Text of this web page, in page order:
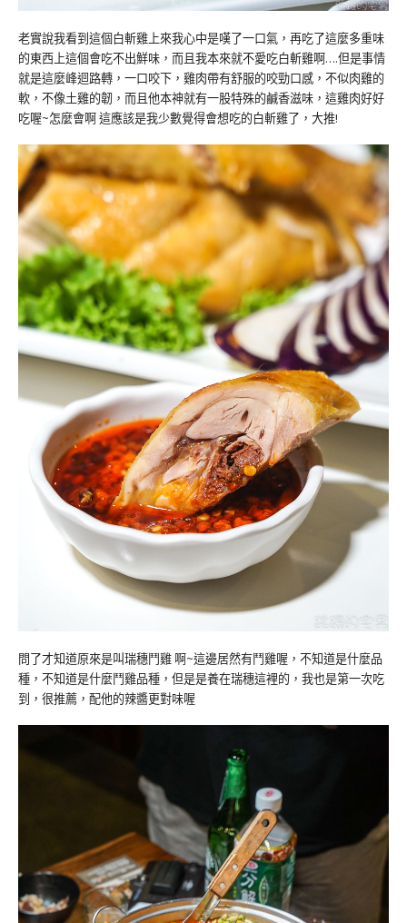
老實說我看到這個白斬雞上來我心中是嘆了一口氣，再吃了這麼多重味
的東西上這個會吃不出鮮味，而且我本來就不愛吃白斬雞啊….但是事情
就是這麼峰迴路轉，一口咬下，雞肉帶有舒服的咬勁口感，不似肉雞的
軟，不像土雞的韌，而且他本神就有一股特殊的鹹香滋味，這雞肉好好
吃喔~怎麼會啊 這應該是我少數覺得會想吃的白斬雞了，大推!
問了才知道原來是叫瑞穗鬥雞 啊~這邊居然有鬥雞喔，不知道是什麼品
種，不知道是什麼鬥雞品種，但是是養在瑞穗這裡的，我也是第一次吃
到，很推薦，配他的辣醬更對味喔